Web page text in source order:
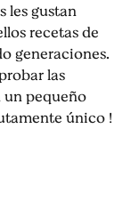
les gustan
recetas de
generaciones.
las
un pequeño
único !